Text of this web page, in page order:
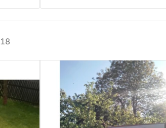
18